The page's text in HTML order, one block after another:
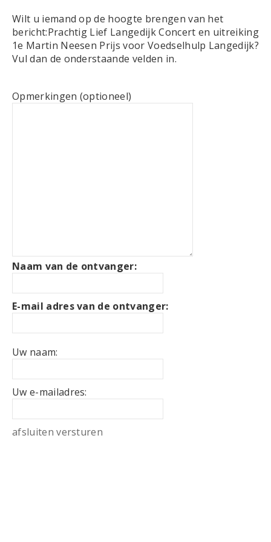
Wilt u iemand op de hoogte brengen van het
bericht:Prachtig Lief Langedijk Concert en uitreiking
1e Martin Neesen Prijs voor Voedselhulp Langedijk?
Vul dan de onderstaande velden in.
Opmerkingen (optioneel)
Naam van de ontvanger:
E-mail adres van de ontvanger:
Uw naam:
Uw e-mailadres:
afsluiten versturen